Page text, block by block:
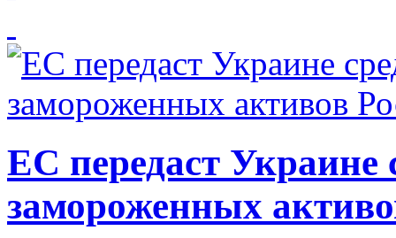
ЕС передаст Украине
замороженных